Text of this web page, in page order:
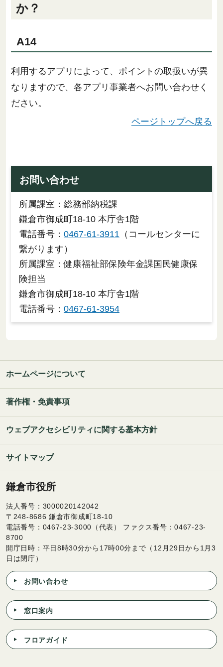
か？
A14
利用するアプリによって、ポイントの取扱いが異
なりますので、各アプリ事業者へお問い合わせく
ださい。
ページトップへ戻る
お問い合わせ
所属課室：総務部納税課
鎌倉市御成町18-10 本庁舎1階
電話番号： 0467-61-3911 （コールセンターに
繋がります）
所属課室：健康福祉部保険年金課国民健康保
険担当
鎌倉市御成町18-10 本庁舎1階
電話番号： 0467-61-3954
ホームページについて
著作権・免責事項
ウェブアクセシビリティに関する基本方針
サイトマップ
鎌倉市役所
法人番号：3000020142042
〒248-8686 鎌倉市御成町18-10
電話番号：0467-23-3000（代表） ファクス番号：0467-23-
8700
開庁日時：平日8時30分から17時00分まで（12月29日から1月3
日は閉庁）
お問い合わせ
窓口案内
フロアガイド